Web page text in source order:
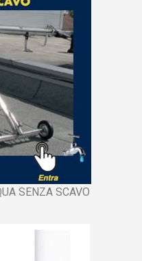
SENZA SCAVO